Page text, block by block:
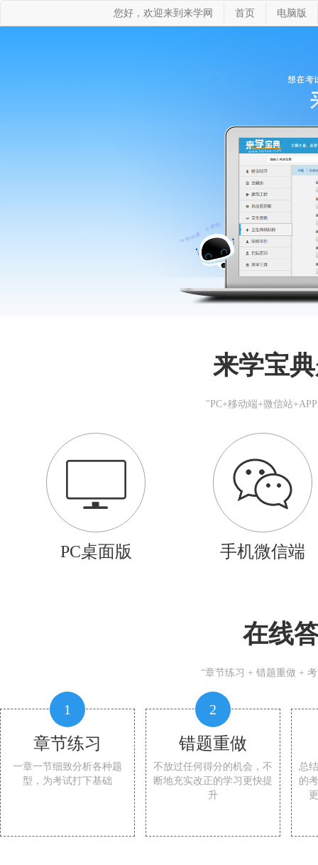
您好，欢迎来到来学网 首页 电脑版
来学宝
"PC+移动端+微信站
PC桌面版 手机微信端
在线
“章节练习 + 错题重做 +
1
章节练习
一章一节细致分析各种题
型，为考试打下基础
2
错题重做
不放过任何得分的机会，不
断地充实改正的学习更快提
升
总
的